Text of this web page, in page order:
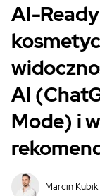
AI-
AI
Mode) i
Marcin Kubik